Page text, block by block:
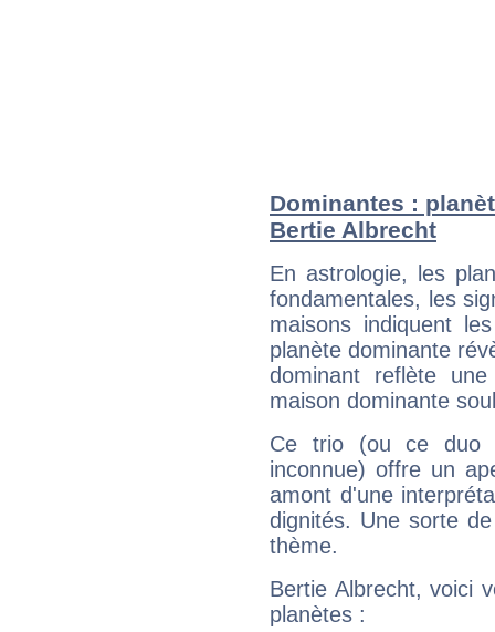
Dominantes :
Bertie Albrecht
En astrologie, les
fondamentales, les
maisons indiquent
planète dominante
dominant reflète
maison dominante
Ce trio (ou ce duo
inconnue) offre un
amont d'une
dignités. Une sorte
thème.
Bertie Albrecht, voici
planètes :